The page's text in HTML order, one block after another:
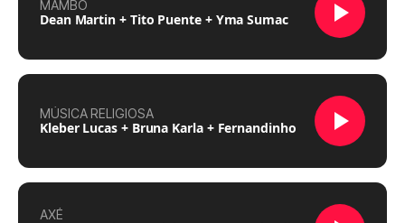
MAMBO
Dean Martin + Tito Puente + Yma Sumac
MÚSICA RELIGIOSA
Kleber Lucas + Bruna Karla + Fernandinho
AXÉ